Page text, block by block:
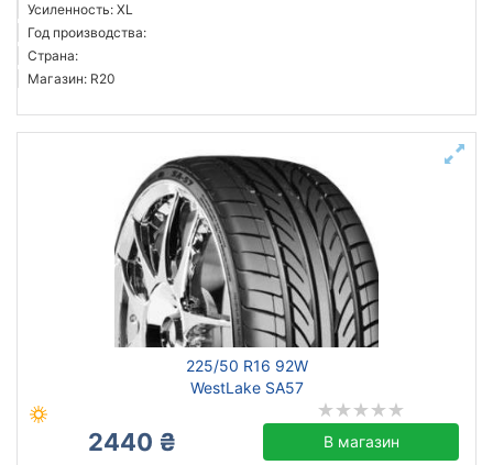
Усиленность: XL
Год производства:
Страна:
Магазин: R20
225/50 R16 92W
WestLake SA57
2440 ₴ В магазин